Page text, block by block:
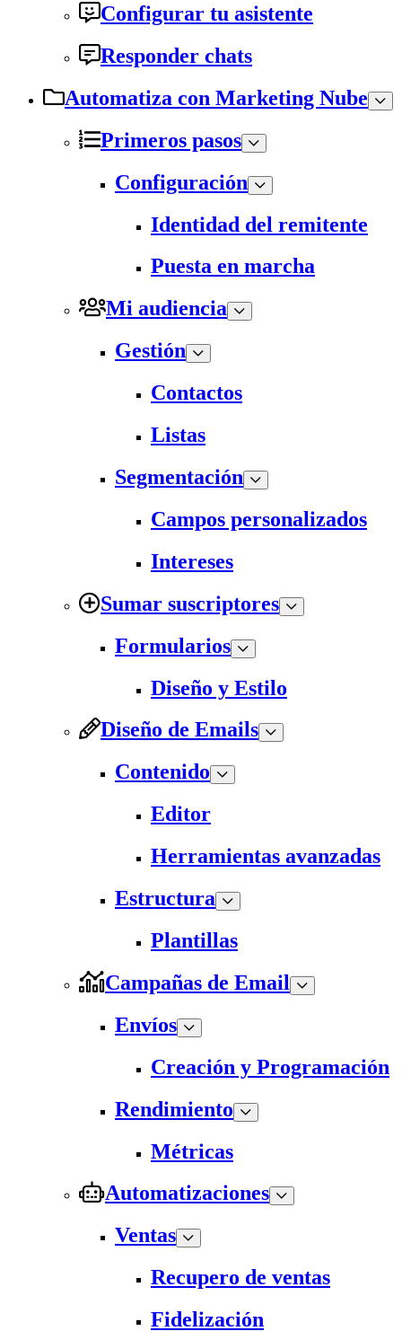
Configurar tu asistente
Responder chats
Automatiza con Marketing Nube
Primeros pasos
Configuración
Identidad del remitente
Puesta en marcha
Mi audiencia
Gestión
Contactos
Listas
Segmentación
Campos personalizados
Intereses
Sumar suscriptores
Formularios
Diseño y Estilo
Diseño de Emails
Contenido
Editor
Herramientas avanzadas
Estructura
Plantillas
Campañas de Email
Envíos
Creación y Programación
Rendimiento
Métricas
Automatizaciones
Ventas
Recupero de ventas
Fidelización